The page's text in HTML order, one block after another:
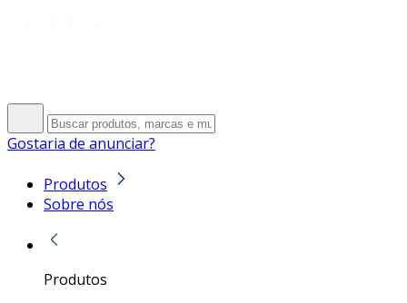
Gostaria de anunciar?
Produtos
Sobre nós
Produtos